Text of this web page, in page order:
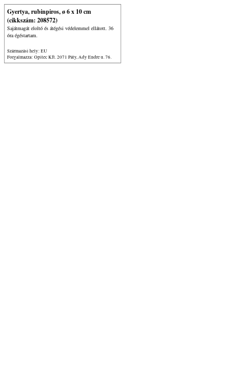
Gyertya, rubinpiros, ø 6 x 10 cm
(cikkszám: 208572)
Sajátmagát eloltó és átégési védelemmel ellátott. 36
óra égéstartam.
Származási hely: EU
Forgalmazza: Opitec Kft. 2071 Páty, Ady Endre u. 76.